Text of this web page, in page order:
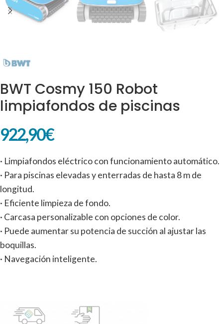
BWT Cosmy 150 Robot
limpiafondos de piscinas
922,90€
· Limpiafondos eléctrico con funcionamiento automático.
· Para piscinas elevadas y enterradas de hasta 8 m de
longitud.
· Eficiente limpieza de fondo.
· Carcasa personalizable con opciones de color.
· Puede aumentar su potencia de succión al ajustar las
boquillas.
· Navegación inteligente.